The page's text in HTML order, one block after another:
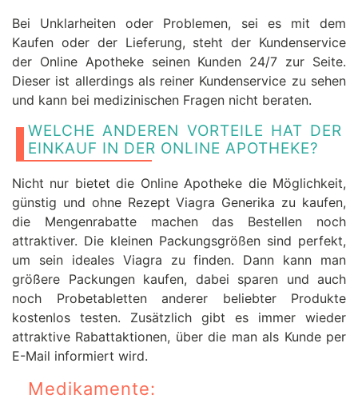
Bei Unklarheiten oder Problemen, sei es mit dem
Kaufen oder der Lieferung, steht der Kundenservice
der Online Apotheke seinen Kunden 24/7 zur Seite.
Dieser ist allerdings als reiner Kundenservice zu sehen
und kann bei medizinischen Fragen nicht beraten.
WELCHE ANDEREN VORTEILE HAT DER
EINKAUF IN DER ONLINE APOTHEKE?
Nicht nur bietet die Online Apotheke die Möglichkeit,
günstig und ohne Rezept Viagra Generika zu kaufen,
die Mengenrabatte machen das Bestellen noch
attraktiver. Die kleinen Packungsgrößen sind perfekt,
um sein ideales Viagra zu finden. Dann kann man
größere Packungen kaufen, dabei sparen und auch
noch Probetabletten anderer beliebter Produkte
kostenlos testen. Zusätzlich gibt es immer wieder
attraktive Rabattaktionen, über die man als Kunde per
E-Mail informiert wird.
Medikamente: